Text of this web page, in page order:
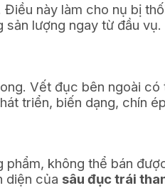
này làm cho nụ bị
lượng ngay từ đầu vụ.
Vết đục bên ngoài có
triển, biến dạng, chín
không thể bán
diện của sâu đục trái